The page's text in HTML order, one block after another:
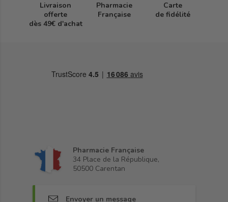
Livraison
offerte
dès 49€ d'achat
Pharmacie
Française
Carte
de fidélité
Pharmacie Française
34 Place de la République,
50500 Carentan
Envoyer un message